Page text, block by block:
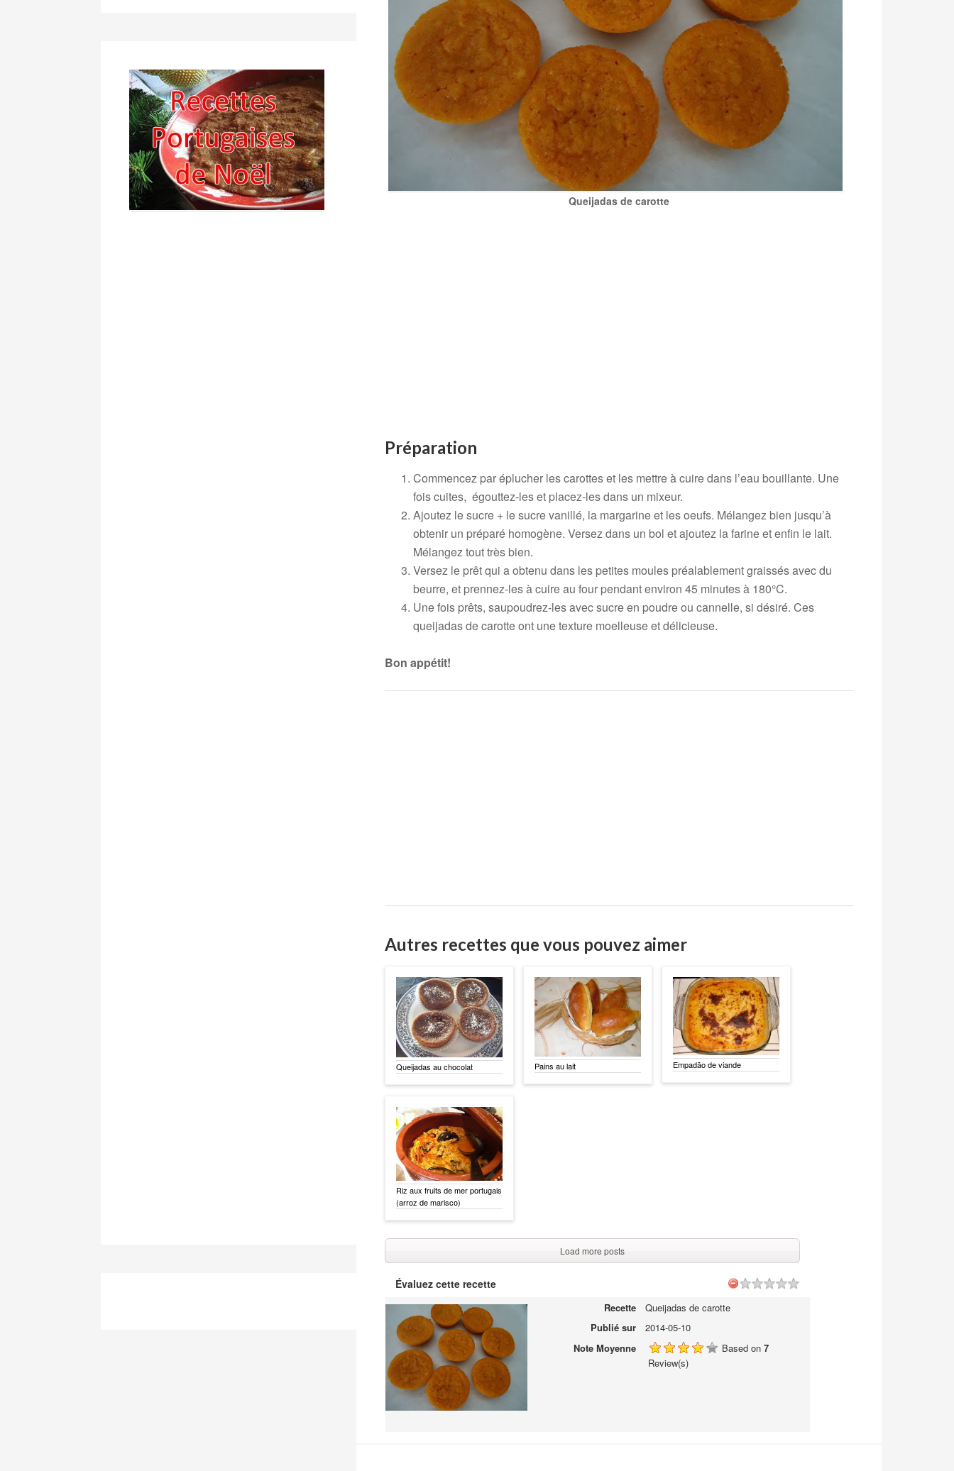
Queijadas de carotte
Préparation
Commencez par éplucher les carottes et les mettre à cuire dans l’eau bouillante. Une
fois cuites, égouttez-les et placez-les dans un mixeur.
Ajoutez le sucre + le sucre vanillé, la margarine et les oeufs. Mélangez bien jusqu’à
obtenir un préparé homogène. Versez dans un bol et ajoutez la farine et enfin le lait.
Mélangez tout très bien.
Versez le prêt qui a obtenu dans les petites moules préalablement graissés avec du
beurre, et prennez-les à cuire au four pendant environ 45 minutes à 180°C.
Une fois prêts, saupoudrez-les avec sucre en poudre ou cannelle, si désiré. Ces
queijadas de carotte ont une texture moelleuse et délicieuse.
Bon appétit!
Autres recettes que vous pouvez aimer
Queijadas au chocolat
Riz aux fruits de mer portugais
(arroz de marisco)
Pains au lait Empadão de viande
Load more posts
Évaluez cette recette
Recette
Queijadas de carotte
Publié sur
2014-05-10
Note Moyenne
Based on 7
Review(s)